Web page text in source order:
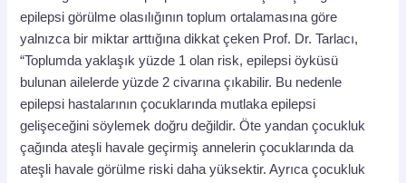
epilepsi görülme olasılığının toplum ortalamasına göre
yalnızca bir miktar arttığına dikkat çeken Prof. Dr. Tarlacı,
“Toplumda yaklaşık yüzde 1 olan risk, epilepsi öyküsü
bulunan ailelerde yüzde 2 civarına çıkabilir. Bu nedenle
epilepsi hastalarının çocuklarında mutlaka epilepsi
gelişeceğini söylemek doğru değildir. Öte yandan çocukluk
çağında ateşli havale geçirmiş annelerin çocuklarında da
ateşli havale görülme riski daha yüksektir. Ayrıca çocukluk